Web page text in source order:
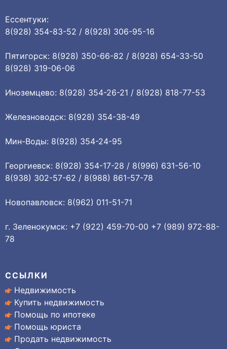
Ессентуки:
8(928) 354-83-52 / 8(928) 306-95-16
Пятигорск: 8(928) 350-66-82 / 8(928) 654-33-50
8(928) 319-06-06
Иноземцево: 8(928) 354-26-21 / 8(928) 818-77-53
Железноводск: 8(928) 354-38-49
Мин-Воды: 8(928) 354-24-95
Георгиевск: 8(928) 354-17-28 / 8(996) 631-56-10
8(938) 302-57-62 / 8(988) 861-57-78
Новопавловск: 8(962) 011-51-71
г. Зеленокумск: +7 (922) 459-70-00 +7 (989) 972-88-
78
ССЫЛКИ
Недвижимость
Купить недвижимость
Помощь по ипотеке
Помощь юриста
Продать недвижимость